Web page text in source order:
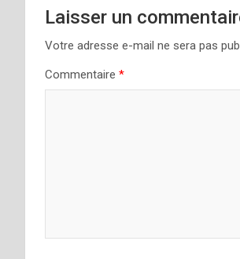
Laisser un
Votre adresse e-mail ne sera pas
Commentaire *